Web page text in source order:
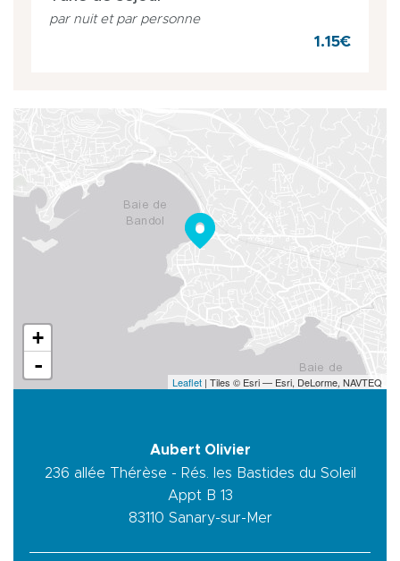
par nuit et par personne
1.15€
+
-
Leaflet | Tiles © Esri — Esri, DeLorme, NAVTEQ
Aubert Olivier
236 allée Thérèse - Rés. les Bastides du Soleil
Appt B 13
83110 Sanary-sur-Mer